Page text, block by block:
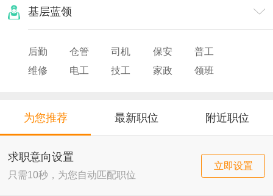
基层蓝领
后勤 仓管 司机 保安
普工
维修
电工 技工 家政
领班
为您推荐 最新职位 附近职位
求职意向设置
只需10秒，为您自动匹配职位
立即设置